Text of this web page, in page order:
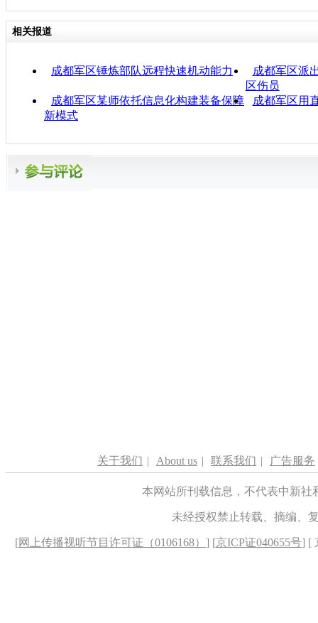
相关报道
成都军区锤炼部队远程快速机动能力
成都军区派
区伤员
成都军区某师依托信息化构建装备保障
新模式
成都军区用
关于我们 | About us | 联系我们 | 广告服务
本网站所刊载信息，不代表中新
未经授权禁止转载、摘编、
[网上传播视听节目许可证（0106168） ] [京ICP证040655号] [